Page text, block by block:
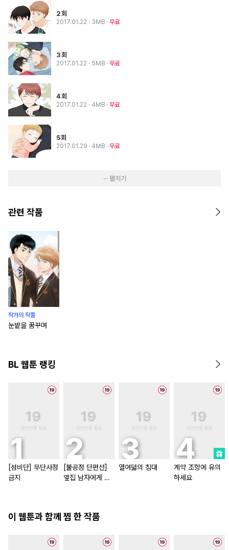
2회
2017.01.22 · 3MB 무료
3회
2017.01.22 · 5MB 무료
4회
2017.01.22 · 4MB 무료
5회
2017.01.29 · 4MB 무료
··· 펼치기
관련 작품
작가의 작품
눈밭을 꿈꾸며
BL 웹툰 랭킹
[성비단] 무단사정
금지
[불공정 단편선]
옆집 남자에게 잘
열여덟의 침대
계약 조항에 유의
하세요
이 웹툰과 함께 찜 한 작품